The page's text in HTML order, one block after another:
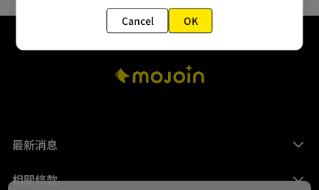
最新消息
相關條款
Cancel OK